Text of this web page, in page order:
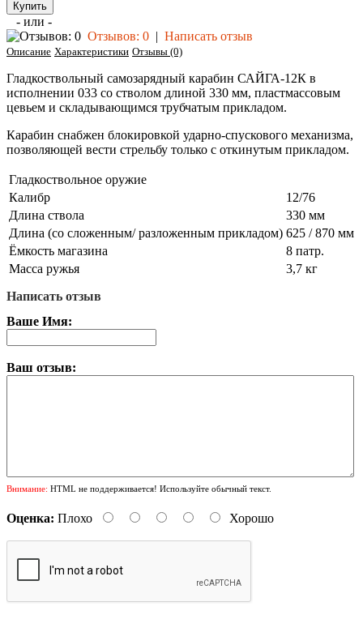
- или -
Отзывов: 0 | Написать отзыв
Описание Характеристики Отзывы (0)
Гладкоствольный самозарядный карабин САЙГА-12К в
исполнении 033 со стволом длиной 330 мм, пластмассовым
цевьем и складывающимся трубчатым прикладом.
Карабин снабжен блокировкой ударно-спускового механизма,
позволяющей вести стрельбу только с откинутым прикладом.
Гладкоствольное оружие
Калибр
12/76
Длина ствола
330 мм
Длина (со сложенным/ разложенным прикладом) 625 / 870 мм
Ёмкость магазина
8 патр.
Масса ружья
3,7 кг
Написать отзыв
Ваше Имя:
Ваш отзыв:
Внимание: HTML не поддерживается! Используйте обычный текст.
Оценка: Плохо Хорошо